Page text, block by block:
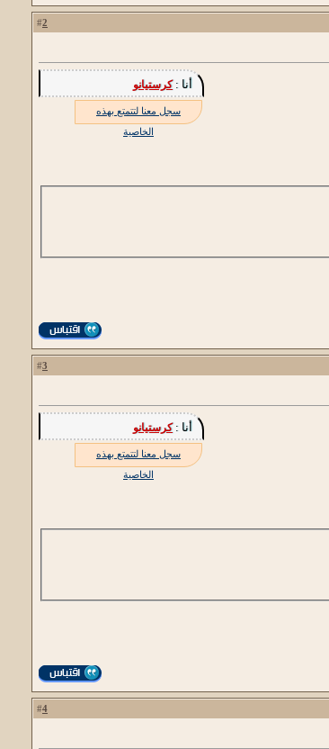
2
أنا :كرستيانو
سجل معنا لتتمتع بهذه
الخاصية
3
أنا :كرستيانو
سجل معنا لتتمتع بهذه
الخاصية
4